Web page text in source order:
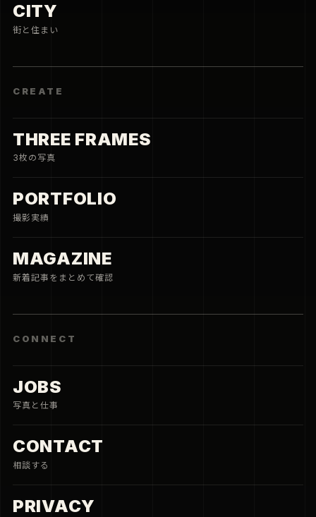
CITY
街と住まい
CREATE
THREE FRAMES
3枚の写真
PORTFOLIO
撮影実績
MAGAZINE
新着記事をまとめて確認
CONNECT
JOBS
写真と仕事
CONTACT
相談する
PRIVACY